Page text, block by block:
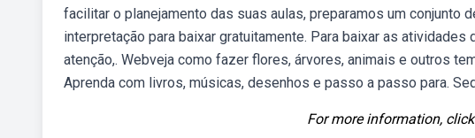
facilitar o planejamento das suas aulas, preparamos um conjunto
interpretação para baixar gratuitamente. Para baixar as
atenção,. Webveja como fazer flores, árvores, animais e outros
Aprenda com livros, músicas, desenhos e passo a passo para.
For more information,